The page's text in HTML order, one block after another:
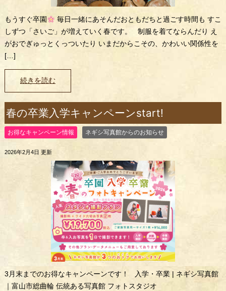
もうすぐ卒園
毎日一緒にあそんだおともだちと過ごす時間も すこ
しずつ「さいご」が増えていく春です。 制服を着てならんだり え
がおでぎゅっとくっついたり いまだからこその、かわいい関係性を
[…]
続きを読む
春の卒業入学キャンペーンstart!
お得なキャンペーン情報 ネギシ写真館からのお知らせ
2026年2月4日 更新
3月末までのお得なキャンペーンです！ 入学・卒業 | ネギシ写真館
｜富山市総曲輪 伝統ある写真館 フォトスタジオ